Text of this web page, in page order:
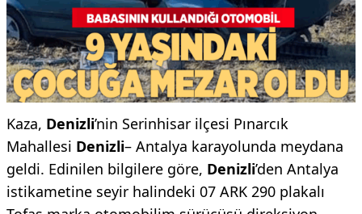
Kaza, Denizli’nin Serinhisar ilçesi Pınarcık
Mahallesi Denizli– Antalya karayolunda meydana
geldi. Edinilen bilgilere göre, Denizli’den Antalya
istikametine seyir halindeki 07 ARK 290 plakalı